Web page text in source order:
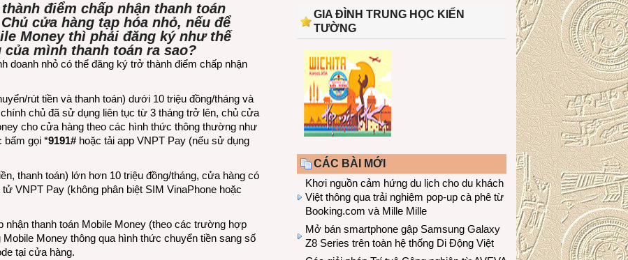
điểm chấp nhận thanh toán
cửa hàng tạp hóa nhỏ, nếu để
Money thì phải đăng ký như thế
mình thanh toán ra sao?
doanh nhỏ có thể đăng ký trở thành điểm chấp nhận
rút tiền và thanh toán) dưới 10 triệu đồng/tháng và
chủ đã sử dụng liên tục từ 3 tháng trở lên, chủ cửa
cho cửa hàng theo các hình thức thông thường như
bấm gọi *9191#hoặc tải app VNPT Pay (nếu sử dụng
thanh toán) lớn hơn 10 triệu đồng/tháng, cửa hàng có
VNPT Pay (không phân biệt SIM VinaPhone hoặc
nhận thanh toán Mobile Money (theo các trường hợp
Money thông qua hình thức chuyển tiền sang số
tại cửa hàng.
GIA ĐÌNH TRUNG HỌC KIẾN
TƯỜNG
CÁC BÀI MỚI
Khơi nguồn cảm hứng du lịch cho du khách
Việt thông qua trải nghiệm pop-up cà phê từ
Booking.com và Mille Mille
Mở bán smartphone gập Samsung Galaxy
Z8 Series trên toàn hệ thống Di Động Việt